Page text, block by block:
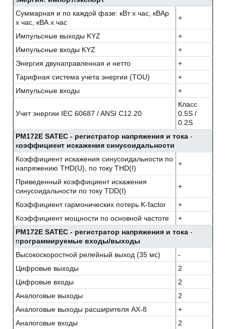
Суммарная и по каждой фазе: кВт x час, кВАр
x час, кВА x час
+
Импульсные выходы KYZ
+
Импульсные входы KYZ
+
Энергия двунаправленная и нетто
+
Тарифная система учета энергии (TOU)
+
Импульсные входы
+
Учет энергии IEC 60687 / ANSI C12.20
Класс
0.5S /
0.2S
PM172E SATEC - регистратор напряжения и тока -
коэффициент искажения синусоидальности
Коэффициент искажения синусоидальности по
напряжению THD(U), по току THD(I)
+
Приведенный коэффициент искажения
синусоидальности по току TDD(I)
+
Коэффициент гармонических потерь K-factor
+
Коэффициент мощности по основной частоте
+
PM172E SATEC - регистратор напряжения и тока -
программируемые входы/выходы
Высокоскоростной релейный выход (35 мс)
-
Цифровые выходы
2
Цифровые входы
2
Аналоговые выходы
2
Аналоговые выходы расширителя АХ-8
+
Аналоговые входы
2